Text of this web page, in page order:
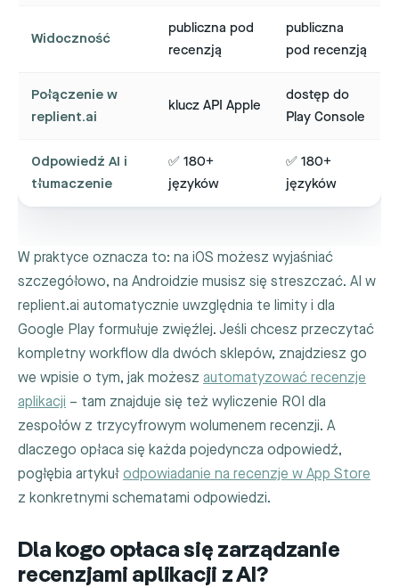
Widoczność
publiczna pod
recenzją
publiczna
pod recenzją
Połączenie w
replient.ai
klucz API Apple
dostęp do
Play Console
Odpowiedź AI i
tłumaczenie
✅ 180+
języków
✅ 180+
języków
W praktyce oznacza to: na iOS możesz wyjaśniać
szczegółowo, na Androidzie musisz się streszczać. AI w
replient.ai automatycznie uwzględnia te limity i dla
Google Play formułuje zwięźlej. Jeśli chcesz przeczytać
kompletny workflow dla dwóch sklepów, znajdziesz go
we wpisie o tym, jak możesz automatyzować recenzje
aplikacji – tam znajduje się też wyliczenie ROI dla
zespołów z trzycyfrowym wolumenem recenzji. A
dlaczego opłaca się każda pojedyncza odpowiedź,
pogłębia artykuł odpowiadanie na recenzje w App Store
z konkretnymi schematami odpowiedzi.
Dla kogo opłaca się zarządzanie
recenzjami aplikacji z AI?